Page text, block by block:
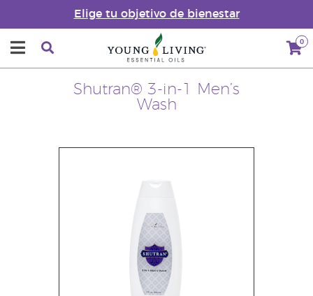
Elige tu objetivo de bienestar
0
Shutran® 3-in-1 Men’s
Wash